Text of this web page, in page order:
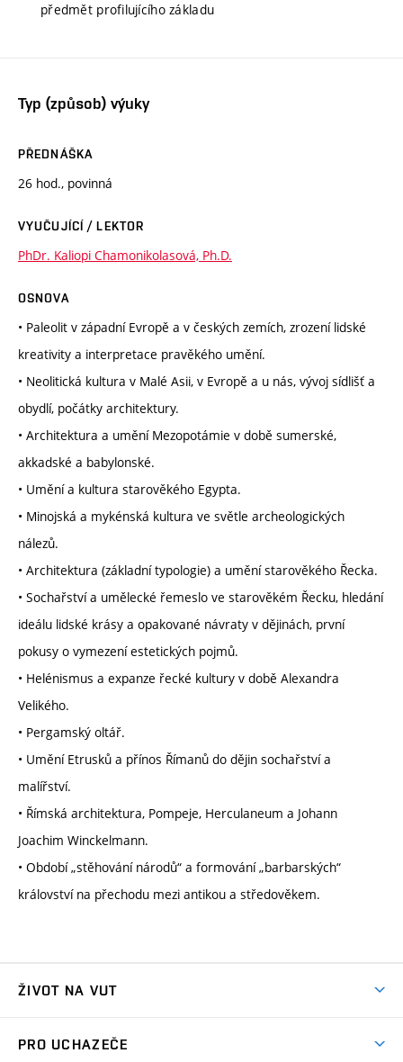
předmět profilujícího základu
Typ (způsob) výuky
PŘEDNÁŠKA
26 hod., povinná
VYUČUJÍCÍ / LEKTOR
PhDr. Kaliopi Chamonikolasová, Ph.D.
OSNOVA
• Paleolit v západní Evropě a v českých zemích, zrození lidské
kreativity a interpretace pravěkého umění.
• Neolitická kultura v Malé Asii, v Evropě a u nás, vývoj sídlišť a
obydlí, počátky architektury.
• Architektura a umění Mezopotámie v době sumerské,
akkadské a babylonské.
• Umění a kultura starověkého Egypta.
• Minojská a mykénská kultura ve světle archeologických
nálezů.
• Architektura (základní typologie) a umění starověkého Řecka.
• Sochařství a umělecké řemeslo ve starověkém Řecku, hledání
ideálu lidské krásy a opakované návraty v dějinách, první
pokusy o vymezení estetických pojmů.
• Helénismus a expanze řecké kultury v době Alexandra
Velikého.
• Pergamský oltář.
• Umění Etrusků a přínos Římanů do dějin sochařství a
malířství.
• Římská architektura, Pompeje, Herculaneum a Johann
Joachim Winckelmann.
• Období „stěhování národů“ a formování „barbarských“
království na přechodu mezi antikou a středověkem.
ŽIVOT NA VUT
PRO UCHAZEČE